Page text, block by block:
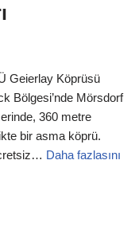
Geierlay Köprüsü
Bölgesi’nde Mörsdorf
360 metre
bir asma köprü.
Daha fazlasını